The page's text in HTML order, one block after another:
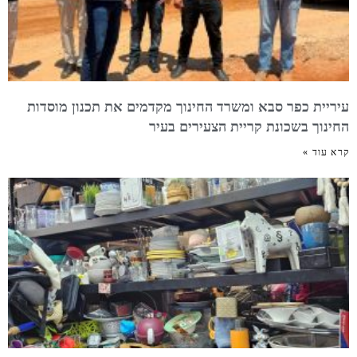
עיריית כפר סבא ומשרד החינוך מקדמים את תכנון מוסדות
החינוך בשכונת קריית הצעירים בעיר
קרא עוד »